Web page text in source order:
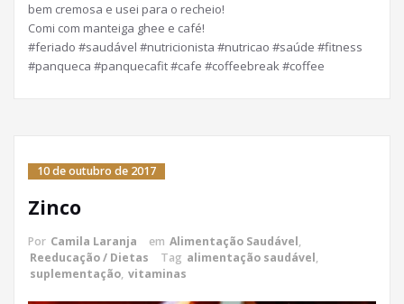
bem cremosa e usei para o recheio!
Comi com manteiga ghee e café!
#feriado #saudável #nutricionista #nutricao #saúde #fitness
#panqueca #panquecafit #cafe #coffeebreak #coffee
10 de outubro de 2017
Zinco
Por Camila Laranja em Alimentação Saudável,
Reeducação / Dietas
Tag alimentação saudável,
suplementação, vitaminas